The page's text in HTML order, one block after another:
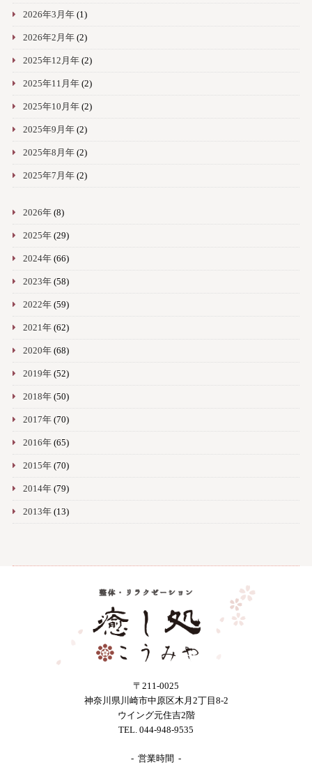
2026年3月年(1)
2026年2月年(2)
2025年12月年(2)
2025年11月年(2)
2025年10月年(2)
2025年9月年(2)
2025年8月年(2)
2025年7月年(2)
2026年(8)
2025年(29)
2024年(66)
2023年(58)
2022年(59)
2021年(62)
2020年(68)
2019年(52)
2018年(50)
2017年(70)
2016年(65)
2015年(70)
2014年(79)
2013年(13)
〒211-0025
神奈川県川崎市中原区木月2丁目8-2
ウイング元住吉2階
TEL. 044-948-9535
- 営業時間 -